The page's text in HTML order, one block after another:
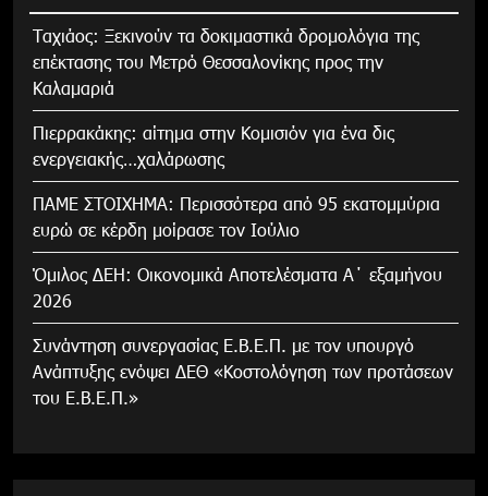
Tαχιάος: Ξεκινούν τα δοκιμαστικά δρομολόγια της
επέκτασης του Μετρό Θεσσαλονίκης προς την
Καλαμαριά
Πιερρακάκης: αίτημα στην Κομισιόν για ένα δις
ενεργειακής…χαλάρωσης
ΠΑΜΕ ΣΤΟΙΧΗΜΑ: Περισσότερα από 95 εκατομμύρια
ευρώ σε κέρδη μοίρασε τον Ιούλιο
Όμιλος ΔΕΗ: Οικονομικά Αποτελέσματα Α΄ εξαμήνου
2026
Συνάντηση συνεργασίας Ε.Β.Ε.Π. με τον υπουργό
Ανάπτυξης ενόψει ΔΕΘ «Κοστολόγηση των προτάσεων
του Ε.Β.Ε.Π.»